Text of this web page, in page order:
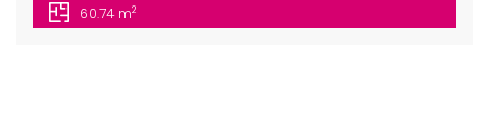
60.74 m2